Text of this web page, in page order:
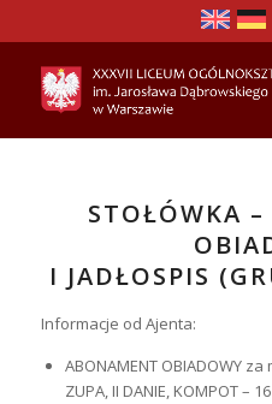
STOŁÓWKA
I JADŁOSPIS
Informacje od Ajenta:
ABONAMENT OBIADOWY za
ZUPA, II DANIE, KOMPOT –